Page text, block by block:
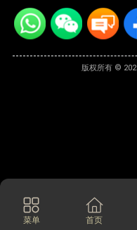
版权所有 ©
菜单 首页